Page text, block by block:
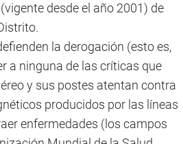
desde el año 2001) de
la derogación (esto es,
a ninguna de las críticas que
y sus postes atentan contra
producidos por las líneas
enfermedades (los campos